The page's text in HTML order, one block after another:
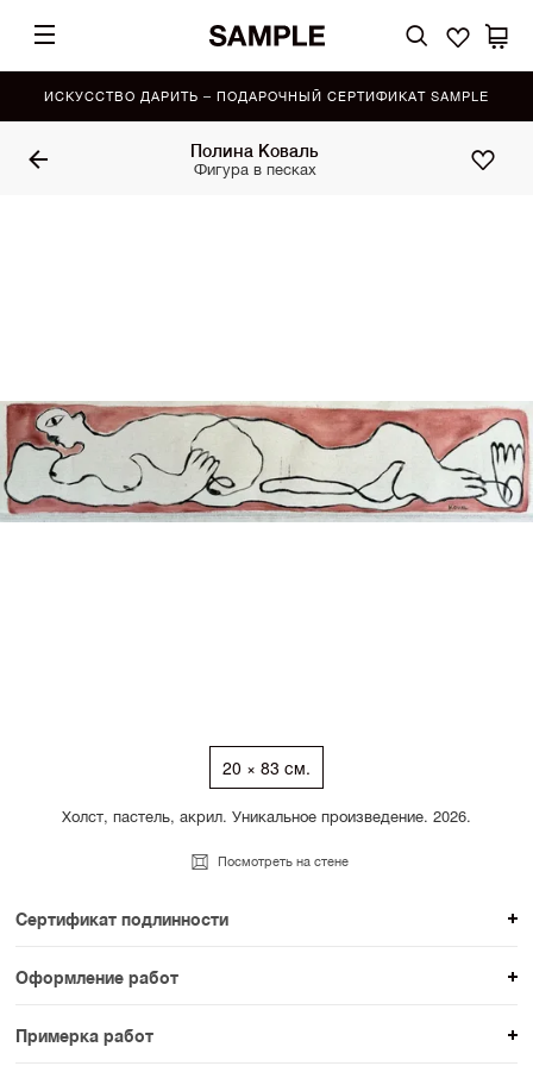
ИСКУССТВО ДАРИТЬ – ПОДАРОЧНЫЙ СЕРТИФИКАТ SAMPLE
Полина Коваль
Фигура в песках
20 × 83 см.
Холст, пастель, акрил. Уникальное произведение. 2026.
Посмотреть на стене
Сертификат подлинности
К каждому авторскому произведению мы
прикладываем сертификат подлинности. Для товаров
раздела SAMPLE СЕРИЯ сертификаты не
Оформление работ
При покупке произведения вы можете выбрать и
оплатить вариант оформления. На сайте доступен
Примерка работ